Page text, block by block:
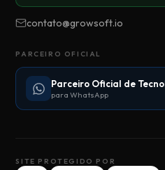
contato@growsoft.io
PARCEIRO OFICIAL
Parceiro Oficial de
para WhatsApp
SITE PROTEGIDO POR